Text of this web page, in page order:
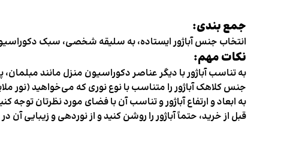
جمع بندی:
انتخاب جنس آباژور ایستاده، به سلیقه شخصی، سبک
نکات مهم:
به تناسب آباژور با دیگر عناصر دکوراسیون منزل مانند
جنس کلاهک آباژور را متناسب با نوع نوری که می‌خواهید (نور
به ابعاد و ارتفاع آباژور و تناسب آن با فضای مورد نظرتان توجه
قبل از خرید، حتماً آباژور را روشن کنید و از نوردهی و زیبایی